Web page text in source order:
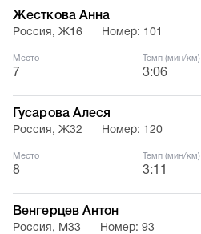
Жесткова Анна
Россия, Ж16 Номер: 101
Место
7
Темп (мин/км)
3:06
Гусарова Алеся
Россия, Ж32 Номер: 120
Место
8
Темп (мин/км)
3:11
Венгерцев Антон
Россия, М33 Номер: 93